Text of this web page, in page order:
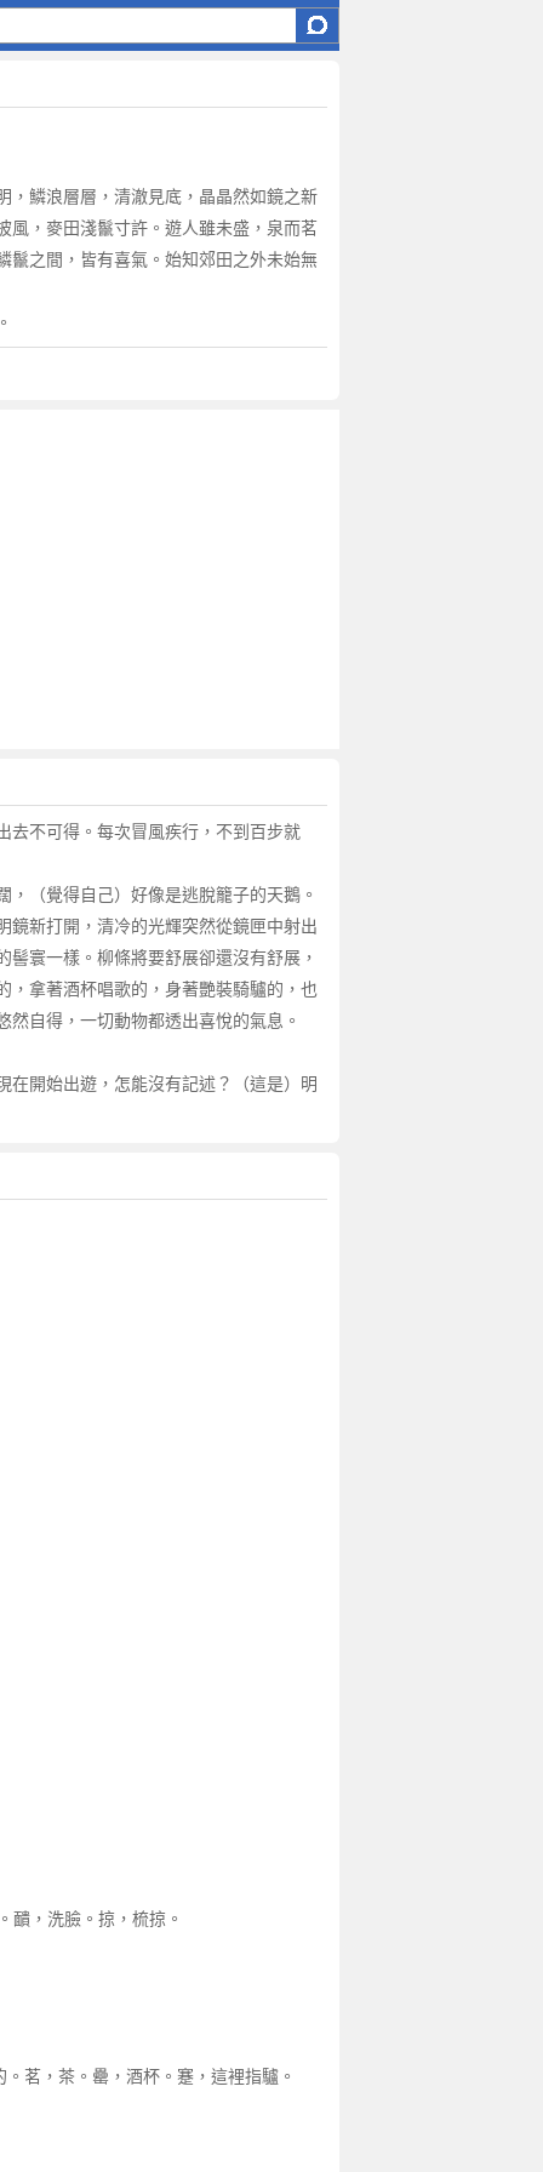
，鱗浪層層，清澈見底，晶晶然如鏡之新
風，麥田淺鬣寸許。遊人雖未盛，泉而茗
鬣之間，皆有喜氣。始知郊田之外未始無
去不可得。每次冒風疾行，不到百步就
（覺得自己）好像是逃脫籠子的天鵝。
鏡新打開，清冷的光輝突然從鏡匣中射出
寰一樣。柳條將要舒展卻還沒有舒展，
，拿著酒杯唱歌的，身著艷裝騎驢的，也
自得，一切動物都透出喜悅的氣息。
在開始出遊，怎能沒有記述？（這是）明
靧，洗臉。掠，梳掠。
茗，茶。罍，酒杯。蹇，這裡指驢。